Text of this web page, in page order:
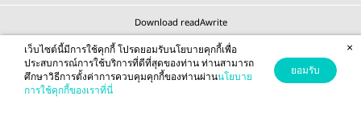
Download readAwrite
© 2026 readAwrite.com by MEB Corporation Public Company Limited
This site is protected by reCAPTCHA and the Google
เว็บไซต์นี้มีการใช้คุกกี้ โปรดยอมรับนโยบายคุกกี้เพื่อ
ประสบการณ์การใช้บริการที่ดีที่สุดของท่าน ท่านสามารถ
ศึกษาวิธีการตั้งค่าการควบคุมคุกกี้ของท่านผ่านนโยบาย
การใช้คุกกี้ของเราที่นี่
ยอมรับ
×